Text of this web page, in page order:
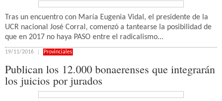
Tras un encuentro con María Eugenia Vidal, el presidente de la
UCR nacional José Corral, comenzó a tantearse la posibilidad de
que en 2017 no haya PASO entre el radicalismo...
19/11/2016 Provinciales
Publican los 12.000 bonaerenses que integrarán
los juicios por jurados